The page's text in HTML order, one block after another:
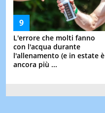
L'errore che molti fanno
con l'acqua durante
l'allenamento (e in estate è
ancora più ...